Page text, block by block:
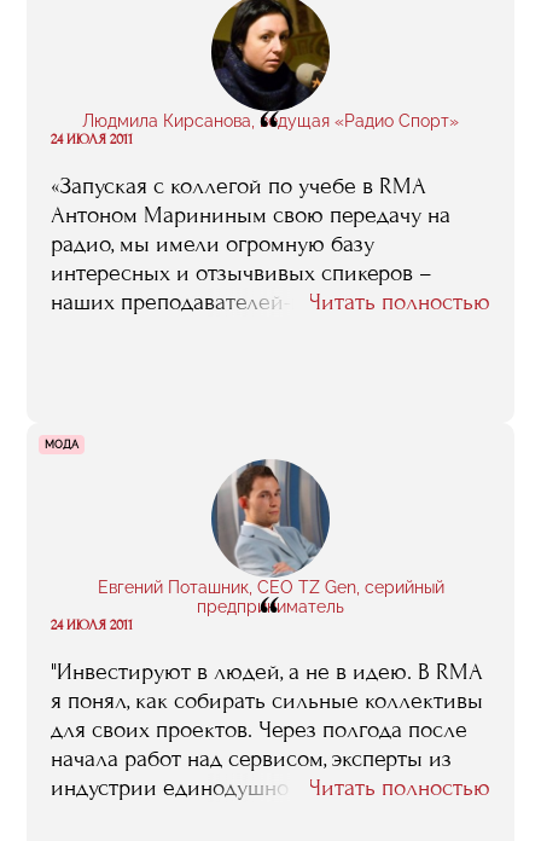
Людмила Кирсанова, ведущая «Радио Спорт»
“
24 ИЮЛЯ 2011
«Запуская с коллегой по учебе в RMA
Антоном Марининым свою передачу на
радио, мы имели огромную базу
интересных и отзычвивых спикеров –
наших преподавателей-практиков».
Читать полностью
МОДА
Евгений Поташник, CEO TZ Gen, серийный
предприниматель
“
24 ИЮЛЯ 2011
"Инвестируют в людей, а не в идею. В RMA
я понял, как собирать сильные коллективы
для своих проектов. Через полгода после
начала работ над сервисом, эксперты из
индустрии единодушно назвали нас одной
Читать полностью